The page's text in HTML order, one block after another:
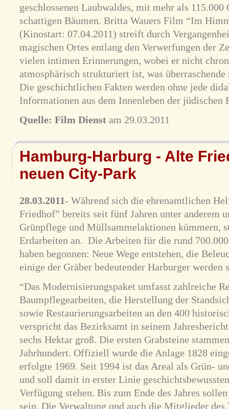
geschlossenen Laubwaldes, mit mehr als 115.000
schattigen Bäumen. Britta Wauers Film “Im
(Kinostart: 07.04.2011) streift durch
magischen Ortes entlang den Verwerfungen der
vielen intimen Erinnerungen, wobei er nicht
atmosphärisch strukturiert ist, was
Die geschichtlichen Fakten werden ohne jede
Informationen aus dem Innenleben der jüdischen
Quelle: Film Dienstam 29.03.2011
Hamburg-Harburg - Alte
neuen City-Park
28.03.2011- Während sich die ehrenamtlichen
Friedhof” bereits seit fünf Jahren unter anderem
Grünpflege und Müllsammelaktionen kümmern,
Erdarbeiten an. Die Arbeiten für die rund
haben begonnen: Neue Wege entstehen, die
einige der Gräber bedeutender Harburger werden
“Das Modernisierungspaket umfasst zahlreiche
Baumpflegearbeiten, die Herstellung der
sowie Restaurierungsarbeiten an den 400
verspricht das Bezirksamt in seinem
sechs Hektar groß. Die ersten Grabsteine
Jahrhundert. Offiziell wurde die Anlage 1828
erfolgte 1969. Seit 1994 ist das Areal als Grün-
und soll damit in erster Linie
Verfügung stehen. Bis zum Ende des Jahres
sein. Die Verwaltung und auch die Mitglieder